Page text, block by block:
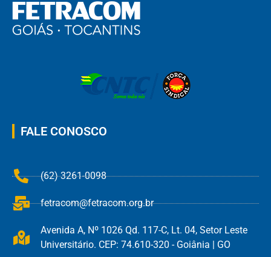
FALE CONOSCO
(62) 3261-0098
fetracom@fetracom.org.br
Avenida A, Nº 1026 Qd. 117-C, Lt. 04, Setor Leste
Universitário. CEP: 74.610-320 - Goiânia | GO